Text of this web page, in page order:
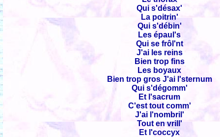
Qui s'désax'
La poitrin'
Qui s'débin'
Les épaul's
Qui se frôl'nt
J'ai les reins
Bien trop fins
Les boyaux
Bien trop gros J'ai l'sternum
Qui s'dégomm'
Et l'sacrum
C'est tout comm'
J'ai l'nombril'
Tout en vrill'
Et l'coccyx